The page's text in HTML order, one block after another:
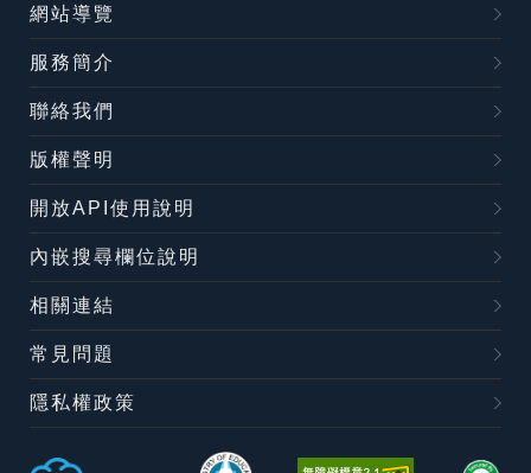
網站導覽
服務簡介
聯絡我們
版權聲明
開放API使用說明
內嵌搜尋欄位說明
相關連結
常見問題
隱私權政策